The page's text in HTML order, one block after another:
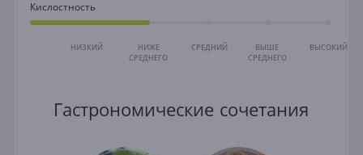
Кислостность
НИЗКИЙ
НИЖЕ
СРЕДНЕГО
СРЕДНИЙ
ВЫШЕ
СРЕДНЕГО
ВЫСОКИЙ
Гастрономические сочетания